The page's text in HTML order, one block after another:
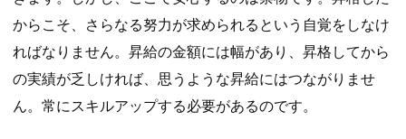
からこそ、さらなる努力が求められるという自覚をしなけ
ればなりません。昇給の金額には幅があり、昇格してから
の実績が乏しければ、思うような昇給にはつながりませ
ん。常にスキルアップする必要があるのです。